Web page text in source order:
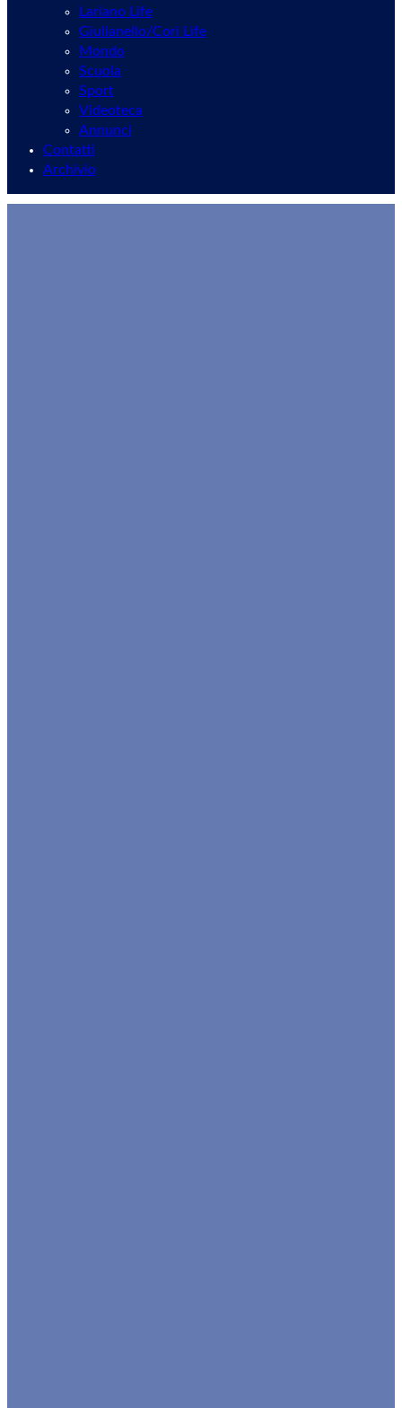
Lariano Life
Giulianello/Cori Life
Mondo
Scuola
Sport
Videoteca
Annunci
Contatti
Archivio